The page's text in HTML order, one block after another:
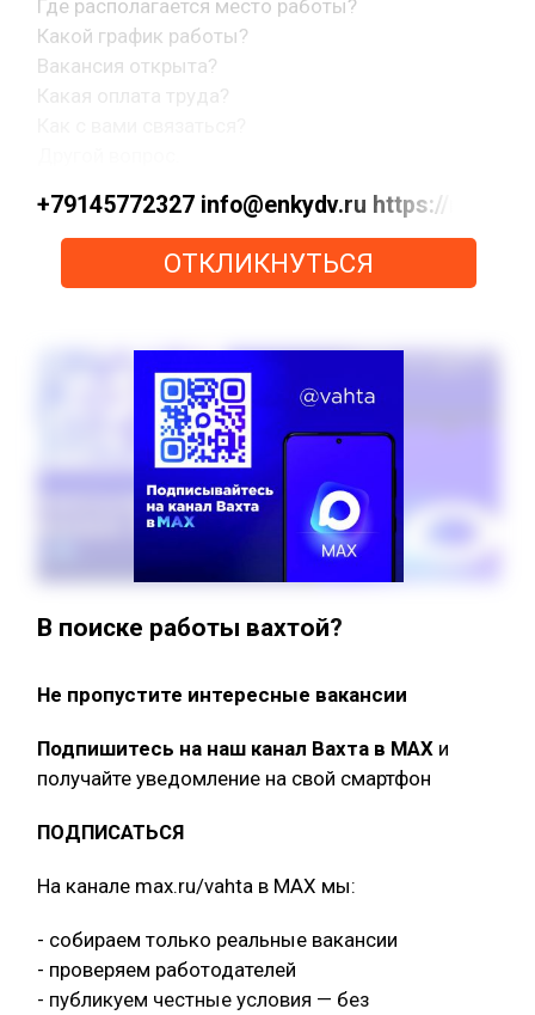
Где располагается место работы?
Какой график работы?
Вакансия открыта?
Какая оплата труда?
+79145772327 info@enkydv.ru https://
ОТКЛИКНУТЬСЯ
В поиске работы вахтой?
Не пропустите интересные вакансии
Подпишитесь на наш канал Вахта в МАХ и
получайте уведомление на свой смартфон
ПОДПИСАТЬСЯ
На канале max.ru/vahta в MAX мы:
- собираем только реальные вакансии
- проверяем работодателей
- публикуем честные условия — без